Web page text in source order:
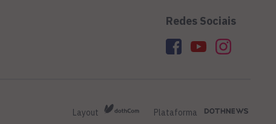
Redes Sociais
Layout Plataforma